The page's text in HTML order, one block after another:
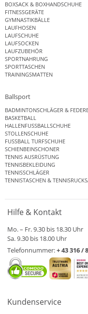
BOXSACK & BOXHANDSCHUHE
FITNESSGERÄTE
GYMNASTIKBÄLLE
LAUFHOSEN
LAUFSCHUHE
LAUFSOCKEN
LAUFZUBEHÖR
SPORTNAHRUNG
SPORTTASCHEN
TRAININGSMATTEN
Ballsport
BADMINTONSCHLÄGER &
BASKETBALL
HALLENFUSSBALLSCHUHE
STOLLENSCHUHE
FUSSBALL TURFSCHUHE
SCHIENBEINSCHONER
TENNIS AUSRÜSTUNG
TENNISBEKLEIDUNG
TENNISSCHLÄGER
TENNISTASCHEN &
Hilfe & Kontakt
Mo. – Fr. 9.30 bis 18.30 Uhr
Sa. 9.30 bis 18.00 Uhr
Telefonnummer:+ 43 316 /
Kundenservice